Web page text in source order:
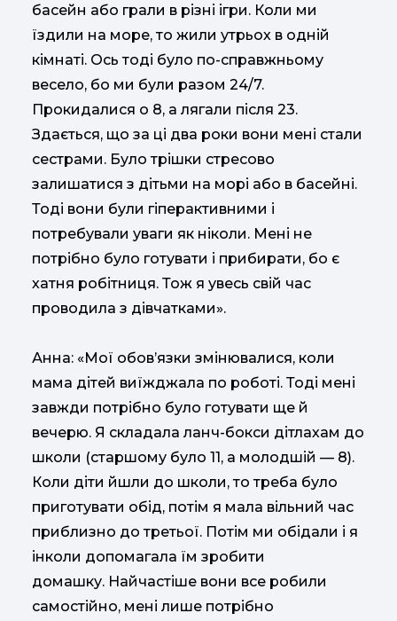
басейн або грали в різні ігри. Коли ми
їздили на море, то жили утрьох в одній
кімнаті. Ось тоді було по-справжньому
весело, бо ми були разом 24/7.
Прокидалися о 8, а лягали після 23.
Здається, що за ці два роки вони мені стали
сестрами. Було трішки стресово
залишатися з дітьми на морі або в басейні.
Тоді вони були гіперактивними і
потребували уваги як ніколи. Мені не
потрібно було готувати і прибирати, бо є
хатня робітниця. Тож я увесь свій час
проводила з дівчатками».
Анна: «Мої обов’язки змінювалися, коли
мама дітей виїжджала по роботі. Тоді мені
завжди потрібно було готувати ще й
вечерю. Я складала ланч-бокси дітлахам до
школи (старшому було 11, а молодшій — 8).
Коли діти йшли до школи, то треба було
приготувати обід, потім я мала вільний час
приблизно до третьої. Потім ми обідали і я
інколи допомагала їм зробити
домашку. Найчастіше вони все робили
самостійно, мені лише потрібно